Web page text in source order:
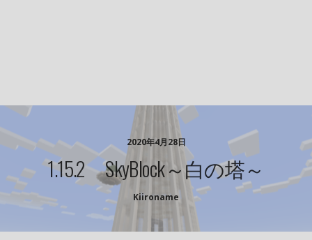
2020年4月28日
1.15.2 SkyBlock～白の塔～
Kiironame